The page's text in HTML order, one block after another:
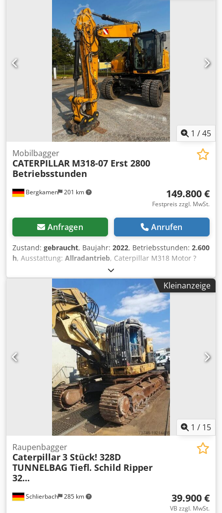
1 /45
Bergkamen 201 km
Mobilbagger
CATERPILLAR M318-07 Erst 2800
Betriebsstunden
149.800 €
Festpreis zzgl. MwSt.
Anfragen Anrufen
Zustand: gebraucht, Baujahr: 2022, Betriebsstunden: 2.600
h, Ausstattung: Allradantrieb, Caterpillar M318 Motor ?
Motor: Cat C4.4 ? Leistung (ISO 14396): 129 kW / ca. 176 PS
? Hubraum: 4,4 l ? Zylinder: 4 ? Emission: EU Stage V
Fahrleistung Höchstgeschwindigkeit: bis ca. 35 km/h *
Antrieb: hydrostatischer Fahrantrieb * Lenkung: Allrad mit
Pendelachse Tank & Hydraulik Dieseltank: ca. 350 Liter *
Hydrauliksystem: Load-Sensing Hydraulik mit mehreren
Zusatzkreisen für Anbaugeräte Csdezqx Rtepfx Agmorf
Klimaanlage Erst 2600 Betriebsstunden und eine sehr gute
Zustand
Kleinanzeige
1 / 15
Schlierbach 285 km
Raupenbagger
Caterpillar3 Stück! 328D
TUNNELBAG Tiefl. Schild Ripper
32...
39.900 €
VB zzgl. MwSt.